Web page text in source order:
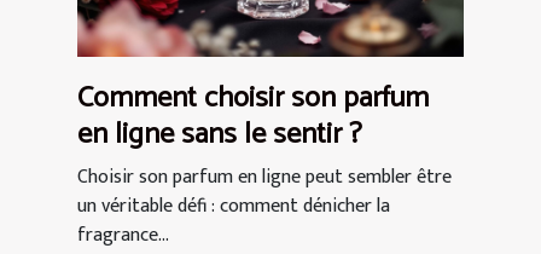
Comment choisir son parfum
en ligne sans le sentir ?
Choisir son parfum en ligne peut sembler être
un véritable défi : comment dénicher la
fragrance...